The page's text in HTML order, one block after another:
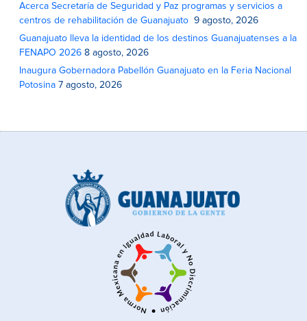
Acerca Secretaría de Seguridad y Paz programas y servicios a
centros de rehabilitación de Guanajuato
9 agosto, 2026
Guanajuato lleva la identidad de los destinos Guanajuatenses a la
FENAPO 2026 8 agosto, 2026
Inaugura Gobernadora Pabellón Guanajuato en la Feria Nacional
Potosina 7 agosto, 2026